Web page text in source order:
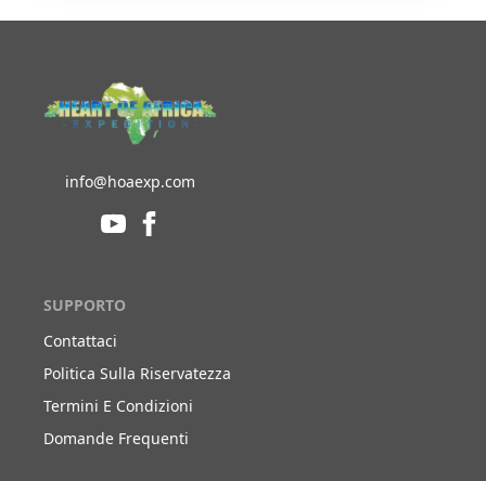
info@hoaexp.com
SUPPORTO
Contattaci
Politica Sulla Riservatezza
Termini E Condizioni
Domande Frequenti